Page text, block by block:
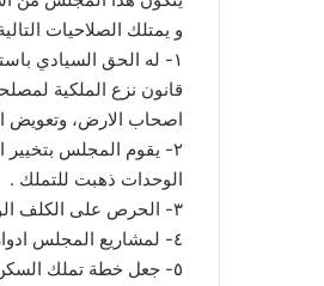
و يمتلك الصلاحيات
١- له الحق السيادي
اصحاب الارض، وتعويض اصحابها ،
الوحدات ذهبت للتملك .
٣- الحرص على الكلف الواطئة للوحدات السكنية، لذا تم استبعاد تكلفة الارض من التكلفة الكلية.
٤- لمشاريع المجلس ادوار اجتماعية واقتصادية وسياسية افضت لتماسك اقوى للمجتمعات.
٥- جعل خطة تملك